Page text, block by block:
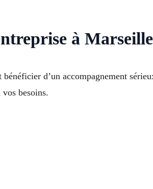
à
d’un accompagnement
besoins.